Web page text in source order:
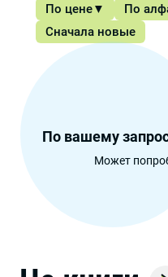
По цене
По
Сначала новые
По вашему
Может